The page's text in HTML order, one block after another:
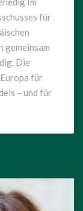
für
gemeinsam
Die
für
– und für